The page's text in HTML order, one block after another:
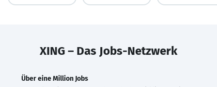
XING – Das Jobs-Netzwerk
Über eine Million Jobs